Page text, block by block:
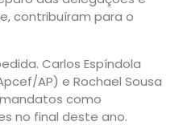
contribuíram para o
Carlos Espíndola
AP) e Rochael Sousa
como
no final deste ano.